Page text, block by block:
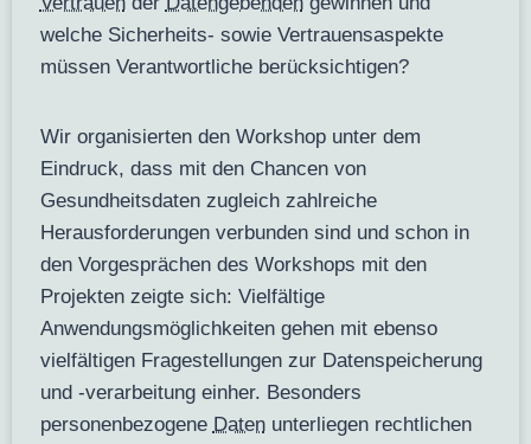
welche Sicherheits‑ sowie Vertrauensaspekte
müssen Verantwortliche berücksichtigen?
Wir organisierten den Workshop unter dem
Eindruck, dass mit den Chancen von
Gesundheitsdaten zugleich zahlreiche
Herausforderungen verbunden sind und schon in
den Vorgesprächen des Workshops mit den
Projekten zeigte sich: Vielfältige
Anwendungsmöglichkeiten gehen mit ebenso
vielfältigen Fragestellungen zur Datenspeicherung
und ‑verarbeitung einher. Besonders
personenbezogene Datenunterliegen rechtlichen